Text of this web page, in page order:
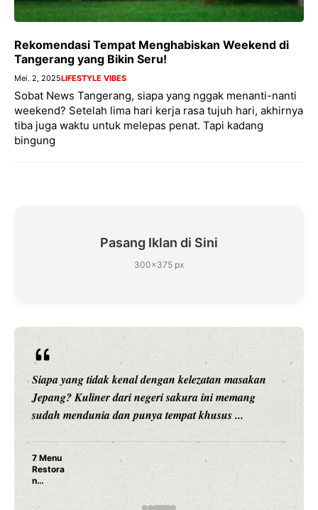
Rekomendasi Tempat Menghabiskan Weekend di
Tangerang yang Bikin Seru!
Mei. 2, 2025LIFESTYLE VIBES
Sobat News Tangerang, siapa yang nggak menanti-nanti
weekend? Setelah lima hari kerja rasa tujuh hari, akhirnya
tiba juga waktu untuk melepas penat. Tapi kadang
bingung
Pasang Iklan di Sini
300×375 px
Siapa yang tidak kenal dengan kelezatan masakan
Jepang? Kuliner dari negeri sakura ini memang
sudah mendunia dan punya tempat khusus ...
7 Menu
Restora
n
Jepang
yang